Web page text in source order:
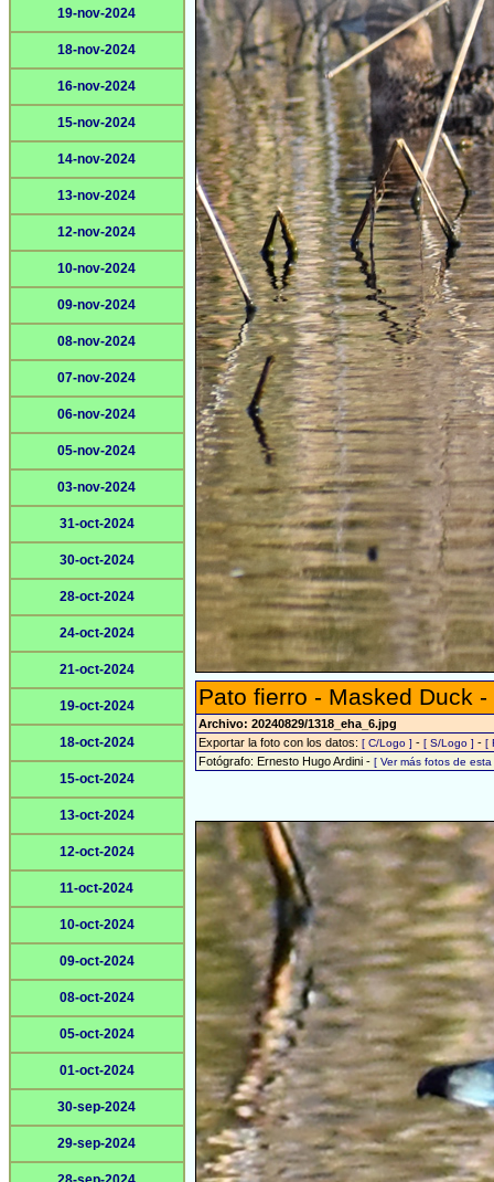
19-nov-2024
18-nov-2024
16-nov-2024
15-nov-2024
14-nov-2024
13-nov-2024
12-nov-2024
10-nov-2024
09-nov-2024
08-nov-2024
07-nov-2024
06-nov-2024
05-nov-2024
03-nov-2024
31-oct-2024
30-oct-2024
28-oct-2024
24-oct-2024
21-oct-2024
19-oct-2024
18-oct-2024
15-oct-2024
13-oct-2024
12-oct-2024
11-oct-2024
10-oct-2024
09-oct-2024
08-oct-2024
05-oct-2024
01-oct-2024
30-sep-2024
29-sep-2024
Pato fierro - Masked Duck -
Archivo: 20240829/1318_eha_6.jpg
Exportar la foto con los datos: [ C/Logo ] - [ S/Logo ] - [
Fotógrafo: Ernesto Hugo Ardini - [ Ver más fotos de